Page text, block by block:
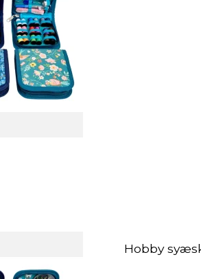
Hobby